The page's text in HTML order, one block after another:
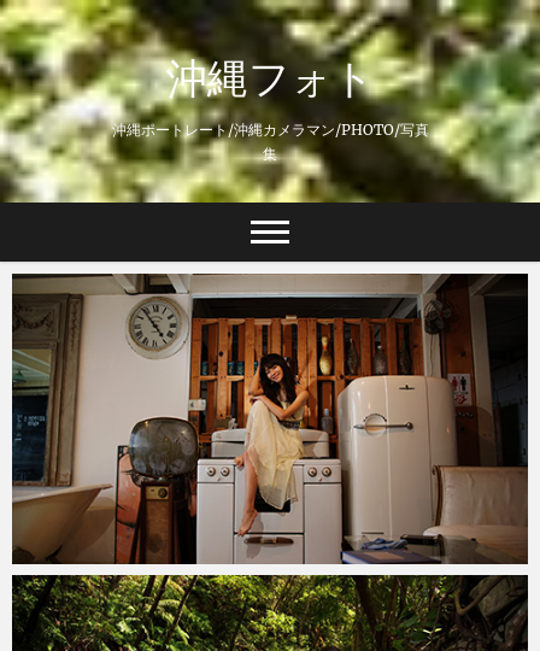
S
k
i
p
t
o
c
e
沖縄フォト
沖縄ポートレート/沖縄カメラマン/PHOTO/写真
集
teru 2020年2月28日